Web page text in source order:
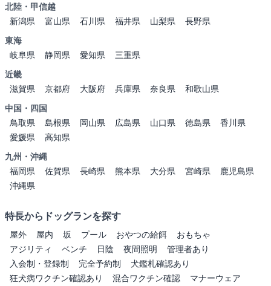
北陸・甲信越
新潟県
富山県 石川県 福井県 山梨県
長野県
東海
岐阜県
静岡県 愛知県
三重県
近畿
滋賀県
京都府 大阪府 兵庫県 奈良県
和歌山県
中国・四国
鳥取県
島根県 岡山県 広島県 山口県 徳島県
香川県
愛媛県
高知県
九州・沖縄
福岡県
佐賀県 長崎県 熊本県 大分県 宮崎県
鹿児島県
沖縄県
特長からドッグランを探す
屋外 屋内 坂 プール おやつの給餌
おもちゃ
アジリティ
ベンチ 日陰 夜間照明
管理者あり
入会制・登録制
完全予約制
犬鑑札確認あり
狂犬病ワクチン確認あり
混合ワクチン確認
マナーウェア